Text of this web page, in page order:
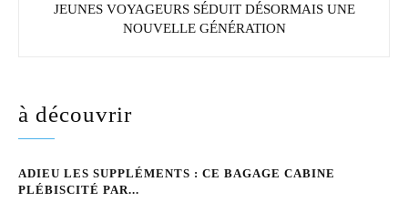
JEUNES VOYAGEURS SÉDUIT DÉSORMAIS UNE
NOUVELLE GÉNÉRATION
à découvrir
ADIEU LES SUPPLÉMENTS : CE BAGAGE CABINE
PLÉBISCITÉ PAR...